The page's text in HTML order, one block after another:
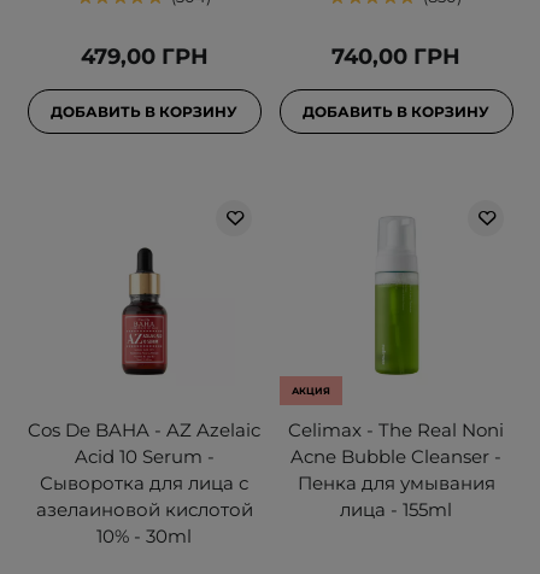
479,00 ГРН
ДОБАВИТЬ В КОРЗИНУ
740,00 ГРН
ДОБАВИТЬ В КОРЗИНУ
Cos De BAHA - AZ Azelaic
Acid 10 Serum -
Сыворотка для лица с
азелаиновой кислотой
10% - 30ml
АКЦИЯ
Celimax - The Real Noni
Acne Bubble Cleanser -
Пенка для умывания
лица - 155ml